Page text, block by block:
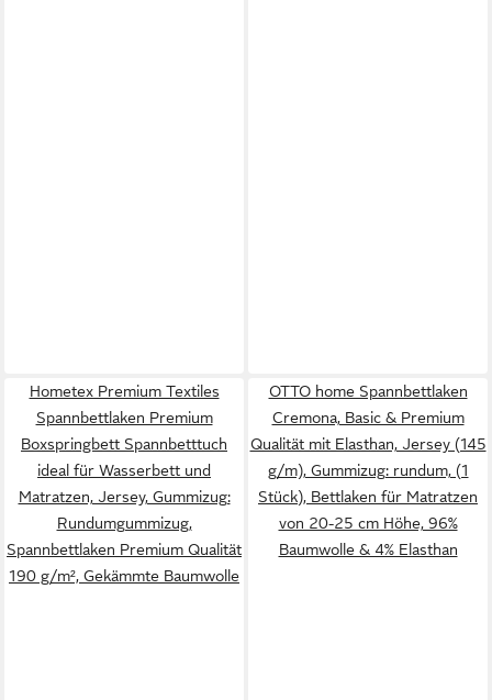
Hometex Premium Textiles
Spannbettlaken Premium
Boxspringbett Spannbetttuch
ideal für Wasserbett und
Matratzen, Jersey, Gummizug:
Rundumgummizug,
Spannbettlaken Premium Qualität
190 g/m², Gekämmte Baumwolle
OTTO home Spannbettlaken
Cremona, Basic & Premium
Qualität mit Elasthan, Jersey (145
g/m), Gummizug: rundum, (1
Stück), Bettlaken für Matratzen
von 20-25 cm Höhe, 96%
Baumwolle & 4% Elasthan